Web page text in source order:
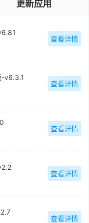
更新应用
查看详情
-v6.3.1
查看详情
查看详情
查看详情
查看详情